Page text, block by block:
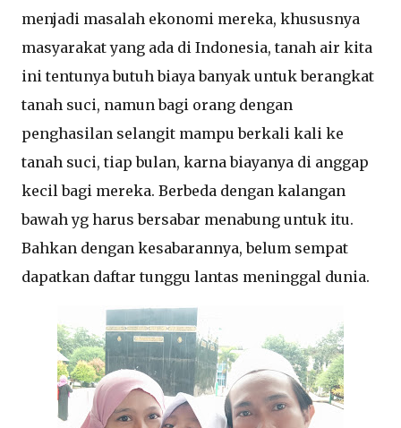
menjadi masalah ekonomi mereka, khususnya
masyarakat yang ada di Indonesia, tanah air kita
ini tentunya butuh biaya banyak untuk berangkat
tanah suci, namun bagi orang dengan
penghasilan selangit mampu berkali kali ke
tanah suci, tiap bulan, karna biayanya di anggap
kecil bagi mereka. Berbeda dengan kalangan
bawah yg harus bersabar menabung untuk itu.
Bahkan dengan kesabarannya, belum sempat
dapatkan daftar tunggu lantas meninggal dunia.